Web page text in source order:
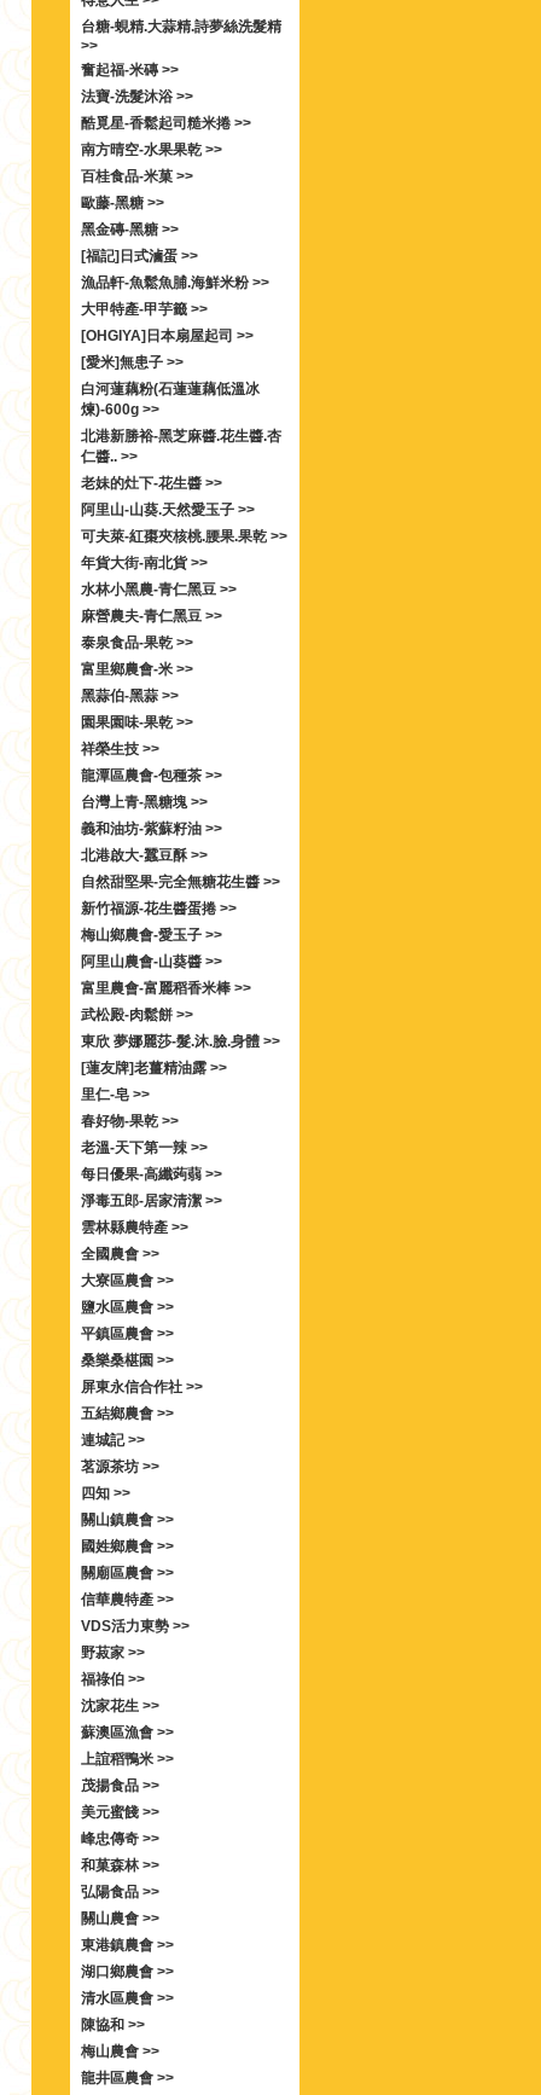
台糖-蜆精.大蒜精.詩夢絲洗髮精
>>
奮起福-米磚 >>
法寶-洗髮沐浴 >>
酷覓星-香鬆起司糙米捲 >>
南方晴空-水果果乾 >>
百桂食品-米菓 >>
歐藤-黑糖 >>
黑金磚-黑糖 >>
[福記]日式滷蛋 >>
漁品軒-魚鬆魚脯.海鮮米粉 >>
大甲特產-甲芋籤 >>
[OHGIYA]日本扇屋起司 >>
[愛米]無患子 >>
白河蓮藕粉(石蓮蓮藕低溫冰
煉)-600g >>
北港新勝裕-黑芝麻醬.花生醬.杏
仁醬.. >>
老妹的灶下-花生醬 >>
阿里山-山葵.天然愛玉子 >>
可夫萊-紅棗夾核桃.腰果.果乾 >>
年貨大街-南北貨 >>
水林小黑農-青仁黑豆 >>
麻營農夫-青仁黑豆 >>
泰泉食品-果乾 >>
富里鄉農會-米 >>
黑蒜伯-黑蒜 >>
園果園味-果乾 >>
祥榮生技 >>
龍潭區農會-包種茶 >>
台灣上青-黑糖塊 >>
義和油坊-紫蘇籽油 >>
北港啟大-蠶豆酥 >>
自然甜堅果-完全無糖花生醬 >>
新竹福源-花生醬蛋捲 >>
梅山鄉農會-愛玉子 >>
阿里山農會-山葵醬 >>
富里農會-富麗稻香米棒 >>
武松殿-肉鬆餅 >>
東欣 夢娜麗莎-髮.沐.臉.身體 >>
[蓮友牌]老薑精油露 >>
里仁-皂 >>
春好物-果乾 >>
老溫-天下第一辣 >>
每日優果-高纖蒟蒻 >>
淨毒五郎-居家清潔 >>
雲林縣農特產 >>
全國農會 >>
大寮區農會 >>
鹽水區農會 >>
平鎮區農會 >>
桑樂桑椹園 >>
屏東永信合作社 >>
五結鄉農會 >>
連城記 >>
茗源茶坊 >>
四知 >>
關山鎮農會 >>
國姓鄉農會 >>
關廟區農會 >>
信華農特產 >>
VDS活力東勢 >>
野菽家 >>
福祿伯 >>
沈家花生 >>
蘇澳區漁會 >>
上誼稻鴨米 >>
茂揚食品 >>
美元蜜餞 >>
峰忠傳奇 >>
和菓森林 >>
弘陽食品 >>
關山農會 >>
東港鎮農會 >>
湖口鄉農會 >>
清水區農會 >>
陳協和 >>
梅山農會 >>
龍井區農會 >>